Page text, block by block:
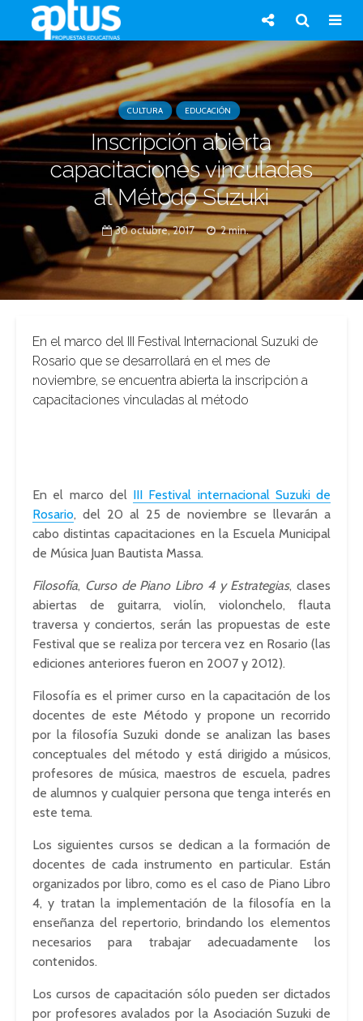
CULTURA EDUCACIÓN
Inscripción abierta
capacitaciones vinculadas
al Método Suzuki
30 octubre, 2017 2 min.
En el marco del III Festival Internacional Suzuki de
Rosario que se desarrollará en el mes de
noviembre, se encuentra abierta la inscripción a
capacitaciones vinculadas al método
En el marco del III Festival internacional Suzuki de
Rosario, del 20 al 25 de noviembre se llevarán a
cabo distintas capacitaciones en la Escuela Municipal
de Música Juan Bautista Massa.
Filosofía, Curso de Piano Libro 4 y Estrategias, clases
abiertas de guitarra, violín, violonchelo, flauta
traversa y conciertos, serán las propuestas de este
Festival que se realiza por tercera vez en Rosario (las
ediciones anteriores fueron en 2007 y 2012).
Filosofía es el primer curso en la capacitación de los
docentes de este Método y propone un recorrido
por la filosofía Suzuki donde se analizan las bases
conceptuales del método y está dirigido a músicos,
profesores de música, maestros de escuela, padres
de alumnos y cualquier persona que tenga interés en
este tema.
Los siguientes cursos se dedican a la formación de
docentes de cada instrumento en particular. Están
organizados por libro, como es el caso de Piano Libro
4, y tratan la implementación de la filosofía en la
enseñanza del repertorio, brindando los elementos
necesarios para trabajar adecuadamente los
contenidos.
Los cursos de capacitación sólo pueden ser dictados
por profesores avalados por la Asociación Suzuki de